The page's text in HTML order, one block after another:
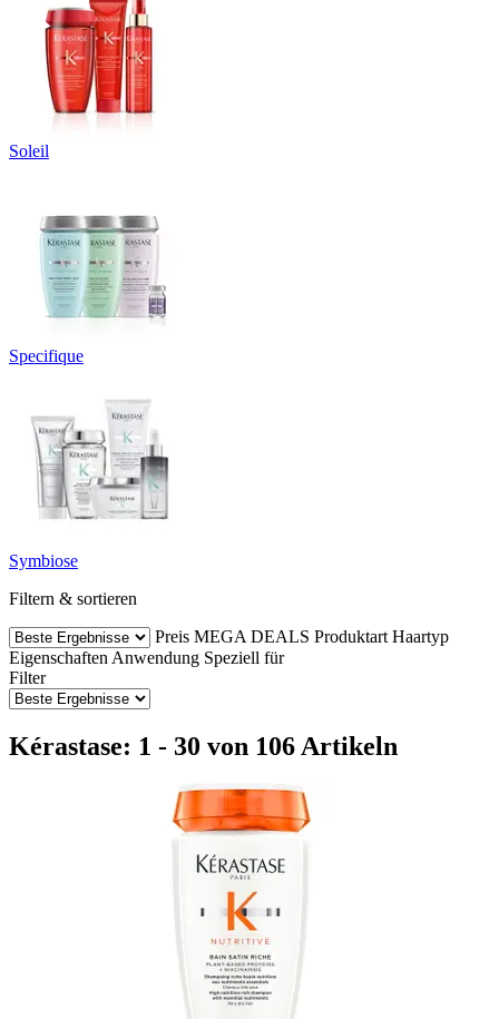
Soleil
Specifique
Symbiose
Filtern & sortieren
Preis MEGA DEALS Produktart Haartyp
Eigenschaften Anwendung Speziell für
Filter
Kérastase: 1 - 30 von 106 Artikeln